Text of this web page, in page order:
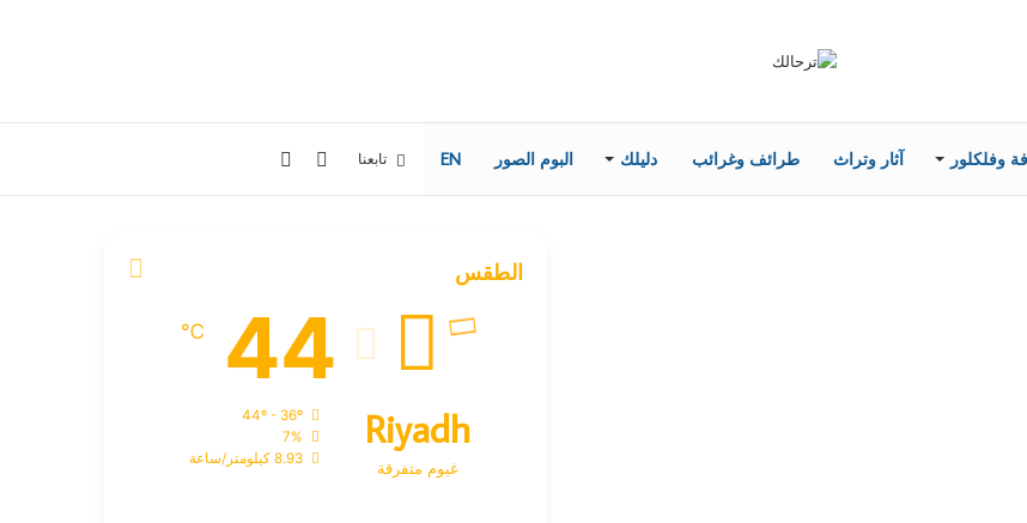
وفلكلور آثار وتراث طرائف وغرائب دليلك البوم الصور EN إضافة تابعنا
الطقس
Riyadh
غيوم متفرقة
44
℃
44º - 36º
7%
8.93 كيلومتر/ساعة